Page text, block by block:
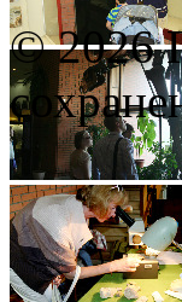
© 2026